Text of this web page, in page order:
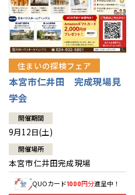
住まいの探検フェア
本宮市仁井田 完成現場見
学会
開催期間
9月12日(土)
開催場所
本宮市仁井田完成現場
QUOカード1000円分進呈中！